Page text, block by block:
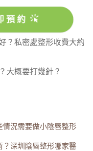
預約
？私密處整形收費大約
大概要打幾針？
情況需要做小陰唇整形
？深圳陰唇整形哪家醫